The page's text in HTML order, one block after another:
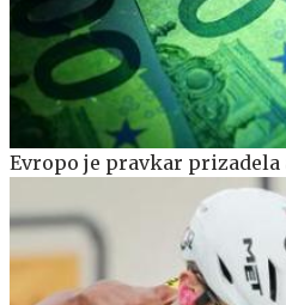
Evropo je pravkar